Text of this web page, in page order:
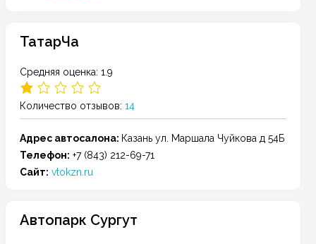
ТатарЧа
Средняя оценка: 1.9
Количество отзывов: 14
Адрес автосалона: Казань ул. Маршала Чуйкова д 54Б
Телефон: +7 (843) 212-69-71
Сайт: vtokzn.ru
Автопарк Сургут